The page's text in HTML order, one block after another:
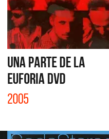
UNA PARTE DE LA
EUFORIA DVD
2005